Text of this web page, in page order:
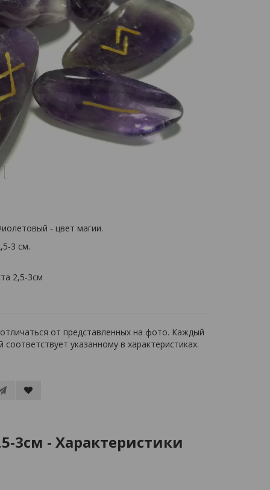
- цвет магии.
3 см.
от представленных на фото. Каждый
указанному в характеристиках.
3см - Характеристики